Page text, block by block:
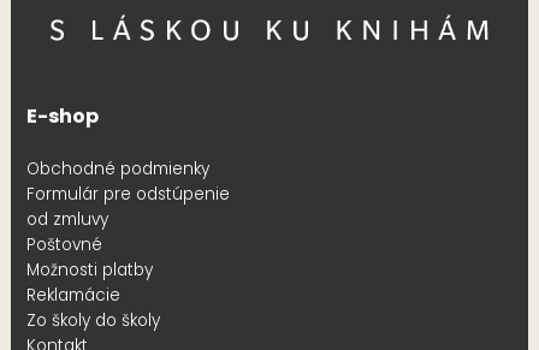
E-shop
Obchodné podmienky
Formulár pre odstúpenie
od zmluvy
Poštovné
Možnosti platby
Reklamácie
Zo školy do školy